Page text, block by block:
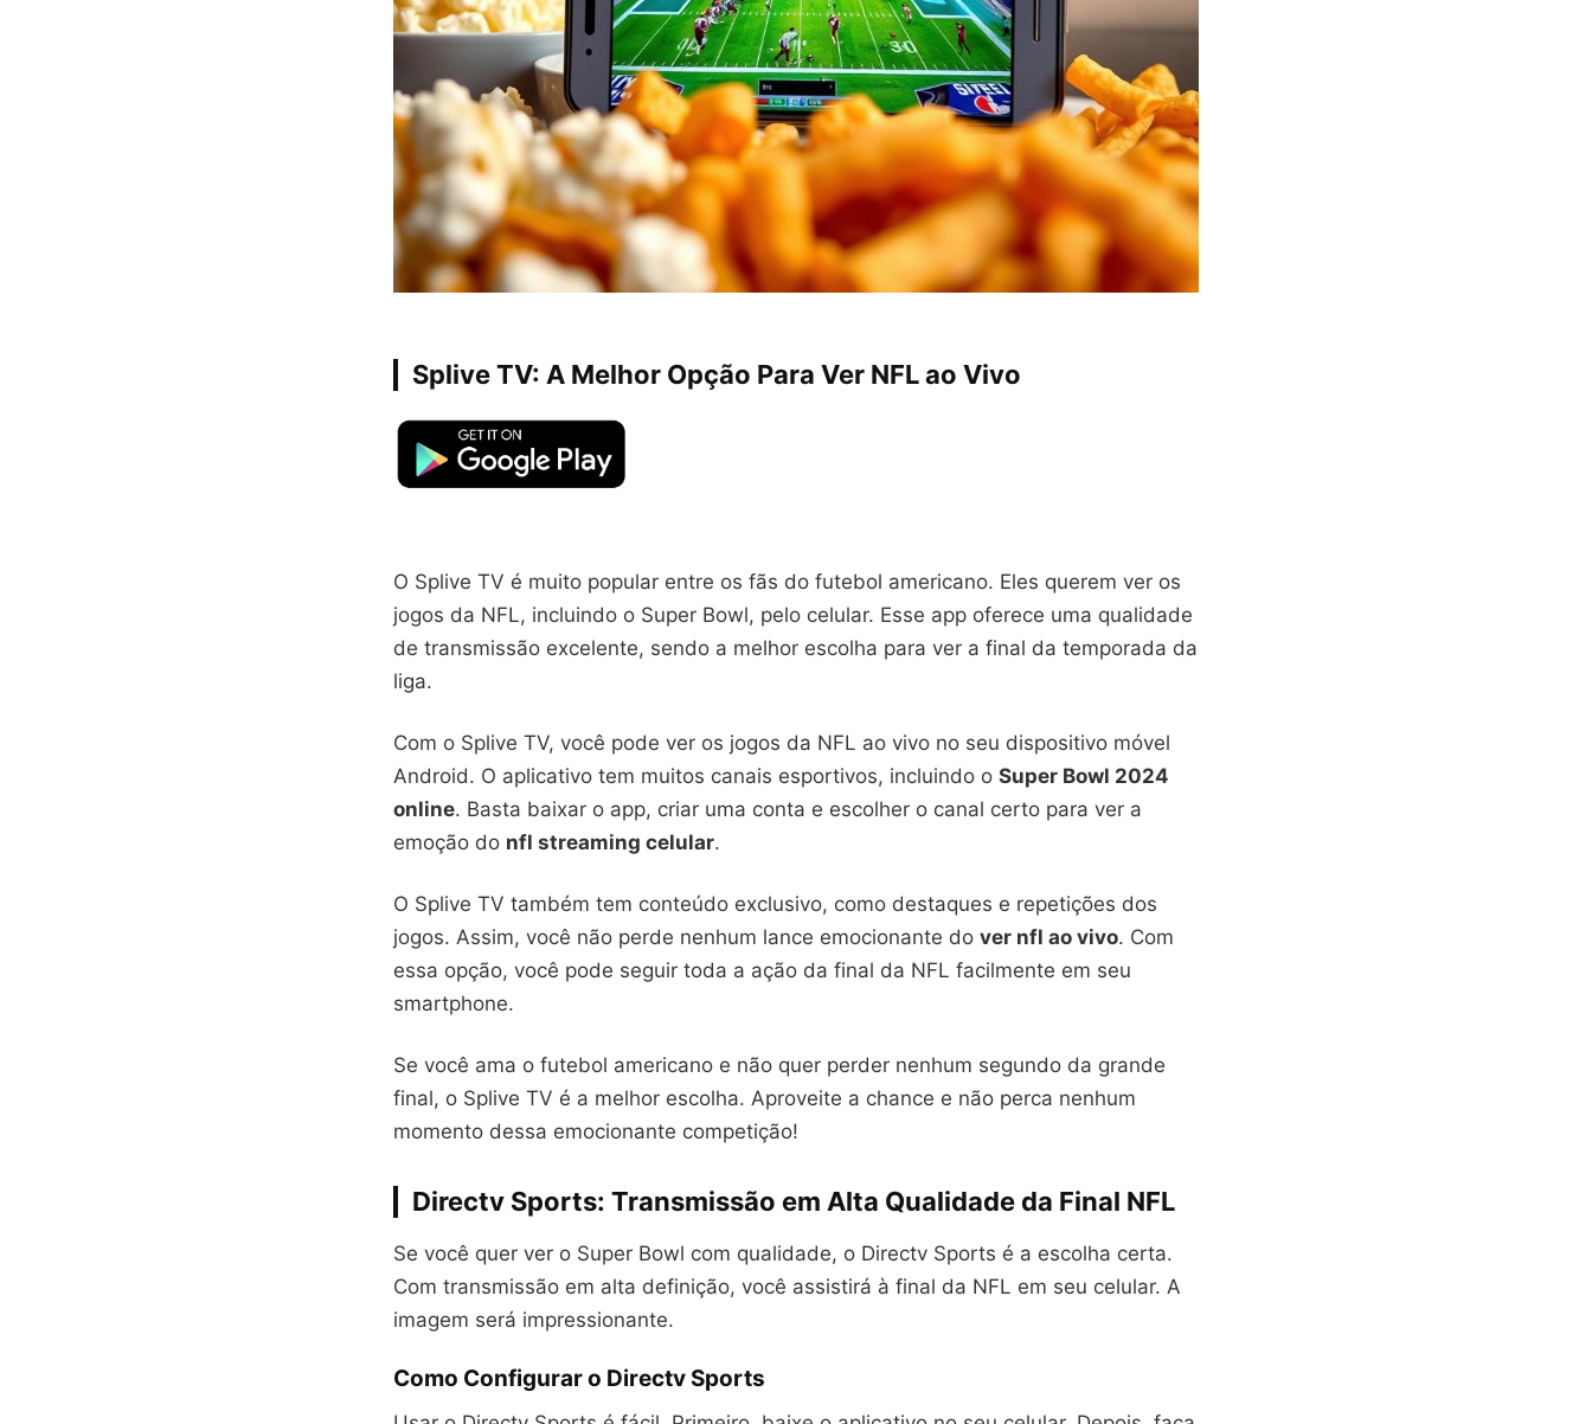
Splive TV: A Melhor Opção Para Ver NFL ao Vivo
O Splive TV é muito popular entre os fãs do futebol americano. Eles querem ver os
jogos da NFL, incluindo o Super Bowl, pelo celular. Esse app oferece uma qualidade
de transmissão excelente, sendo a melhor escolha para ver a final da temporada da
liga.
Com o Splive TV, você pode ver os jogos da NFL ao vivo no seu dispositivo móvel
Android. O aplicativo tem muitos canais esportivos, incluindo o Super Bowl 2024
online. Basta baixar o app, criar uma conta e escolher o canal certo para ver a
emoção do nfl streaming celular.
O Splive TV também tem conteúdo exclusivo, como destaques e repetições dos
jogos. Assim, você não perde nenhum lance emocionante do ver nfl ao vivo. Com
essa opção, você pode seguir toda a ação da final da NFL facilmente em seu
smartphone.
Se você ama o futebol americano e não quer perder nenhum segundo da grande
final, o Splive TV é a melhor escolha. Aproveite a chance e não perca nenhum
momento dessa emocionante competição!
Directv Sports: Transmissão em Alta Qualidade da Final NFL
Se você quer ver o Super Bowl com qualidade, o Directv Sports é a escolha certa.
Com transmissão em alta definição, você assistirá à final da NFL em seu celular. A
imagem será impressionante.
Como Configurar o Directv Sports